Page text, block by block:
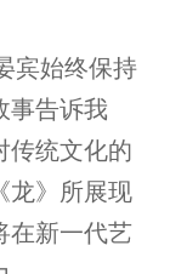
宾始终保持
事告诉我
传统文化的
龙》所展现
在新一代艺